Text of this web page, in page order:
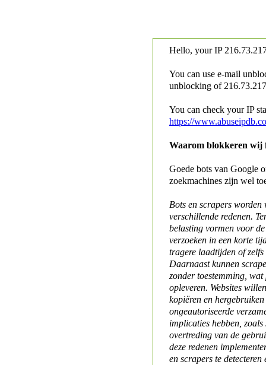
Hello, your IP
You can use e-mail
unblocking of
You can check your IP
https://
Waarom blokkeren wij
Goede bots van Google
zoekmachines zijn wel
Bots en scrapers worden
verschillende redenen.
belasting vormen voor
verzoeken in een korte
tragere laadtijden of
Daarnaast kunnen
zonder toestemming,
opleveren. Websites
kopiëren en
ongeautoriseerde
implicaties hebben,
overtreding van de
deze redenen
en scrapers te detecteren